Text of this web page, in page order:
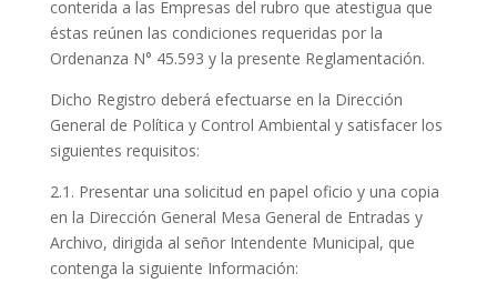
conterida a las Empresas del rubro que atestigua que
éstas reúnen las condiciones requeridas por la
Ordenanza N° 45.593 y la presente Reglamentación.
Dicho Registro deberá efectuarse en la Dirección
General de Política y Control Ambiental y satisfacer los
siguientes requisitos:
2.1. Presentar una solicitud en papel oficio y una copia
en la Dirección General Mesa General de Entradas y
Archivo, dirigida al señor Intendente Municipal, que
contenga la siguiente Información: